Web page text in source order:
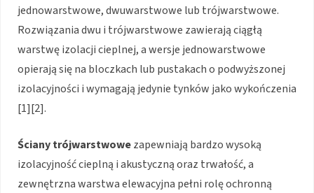
jednowarstwowe, dwuwarstwowe lub trójwarstwowe.
Rozwiązania dwu i trójwarstwowe zawierają ciągłą
warstwę izolacji cieplnej, a wersje jednowarstwowe
opierają się na bloczkach lub pustakach o podwyższonej
izolacyjności i wymagają jedynie tynków jako wykończenia
[1][2].
Ściany trójwarstwowezapewniają bardzo wysoką
izolacyjność cieplną i akustyczną oraz trwałość, a
zewnętrzna warstwa elewacyjna pełni rolę ochronną